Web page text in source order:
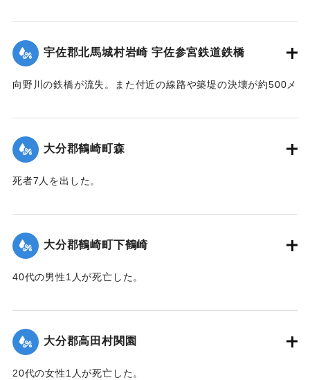
｜固有コード:
｜固有コード:00481072
｜固有コード:
宇佐郡北馬城村岩崎 宇佐参宮鉄道鉄橋
向野川の鉄橋が流失。また付近の線路や築堤の決壊が約500メ
｜固有コード:
大分郡鶴崎町森
死者7人を出した。
｜固有コード:00481068
大分郡鶴崎町下鶴崎
40代の男性1人が死亡した。
｜固有コード:00481069
大分郡高田村関園
20代の女性1人が死亡した。